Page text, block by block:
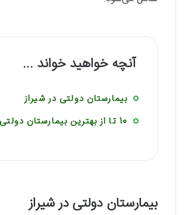
آنچه خواهید خواند ...
بیمارستان دولتی در شیراز
10 تا از بهترین بیمارستان دولتی در شیراز را بشناسید !
بیمارستان دولتی در شیراز